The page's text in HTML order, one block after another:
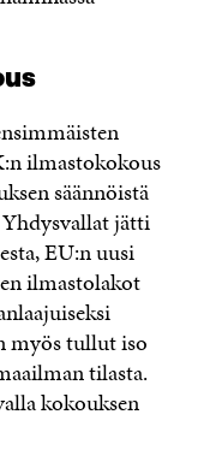
ilmastokokous
säännöistä
jätti
EU:n uusi
ilmastolakot
myös tullut iso
tilasta.
kokouksen